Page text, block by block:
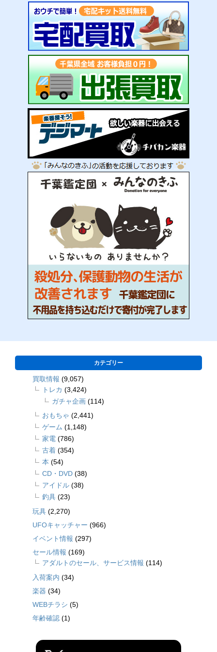
カテゴリー
買取情報 (9,057)
トレカ (3,424)
ガチャ企画 (114)
おもちゃ (2,441)
ゲーム (1,148)
家電 (786)
古着 (354)
本 (54)
CD・DVD (38)
アイドル (38)
釣具 (23)
玩具 (2,270)
UFOキャッチャー (966)
イベント情報 (297)
セール情報 (169)
アダルトのセール、サービス情報 (114)
入荷案内 (34)
楽器 (34)
WEBチラシ (5)
年齢確認 (1)